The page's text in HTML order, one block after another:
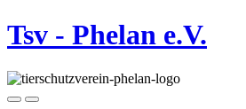
Tsv - Phelan e.V.